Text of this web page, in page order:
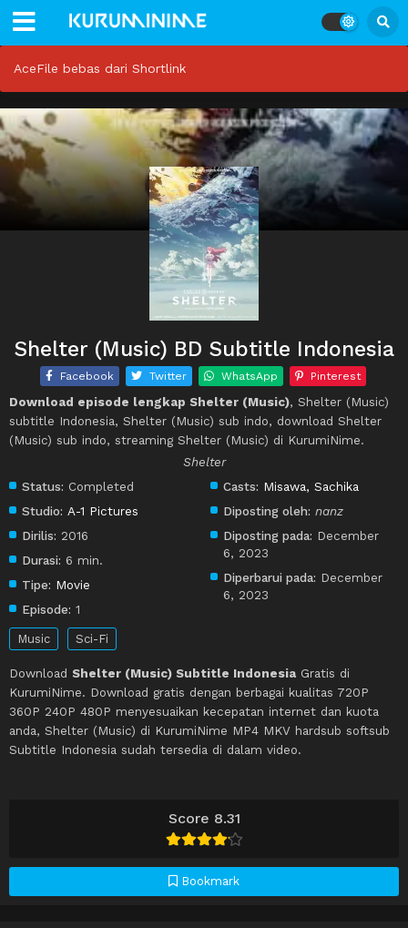
AceFile bebas dari Shortlink
Score 8.31
Bookmark
Shelter (Music) BD Subtitle Indonesia
Facebook Twitter WhatsApp Pinterest
Download episode lengkap Shelter (Music), Shelter (Music)
subtitle Indonesia, Shelter (Music) sub indo, download Shelter
(Music) sub indo, streaming Shelter (Music) di KurumiNime.
Shelter
Status: Completed
Studio: A-1 Pictures
Dirilis: 2016
Durasi: 6 min.
Tipe: Movie
Episode: 1
Casts: Misawa, Sachika
Diposting oleh: nanz
Diposting pada: December
6, 2023
Diperbarui pada: December
6, 2023
Music Sci-Fi
Download Shelter (Music) Subtitle Indonesia Gratis di
KurumiNime. Download gratis dengan berbagai kualitas 720P
360P 240P 480P menyesuaikan kecepatan internet dan kuota
anda, Shelter (Music) di KurumiNime MP4 MKV hardsub softsub
Subtitle Indonesia sudah tersedia di dalam video.